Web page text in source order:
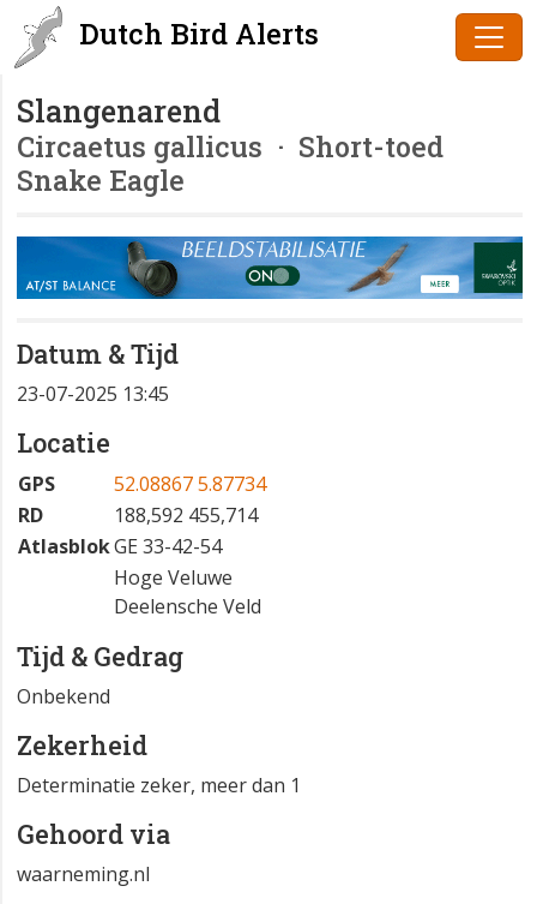
Dutch Bird Alerts
Slangenarend
Circaetus gallicus · Short-toed
Snake Eagle
Datum & Tijd
23-07-2025 13:45
Locatie
GPS
52.08867 5.87734
RD
188,592 455,714
AtlasblokGE 33-42-54
Hoge Veluwe
Deelensche Veld
Tijd & Gedrag
Onbekend
Zekerheid
Determinatie zeker, meer dan 1
Gehoord via
waarneming.nl